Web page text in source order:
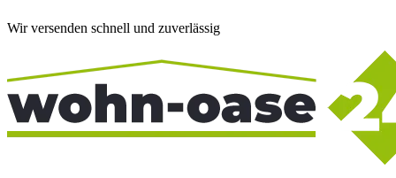
Wir versenden schnell und zuverlässig